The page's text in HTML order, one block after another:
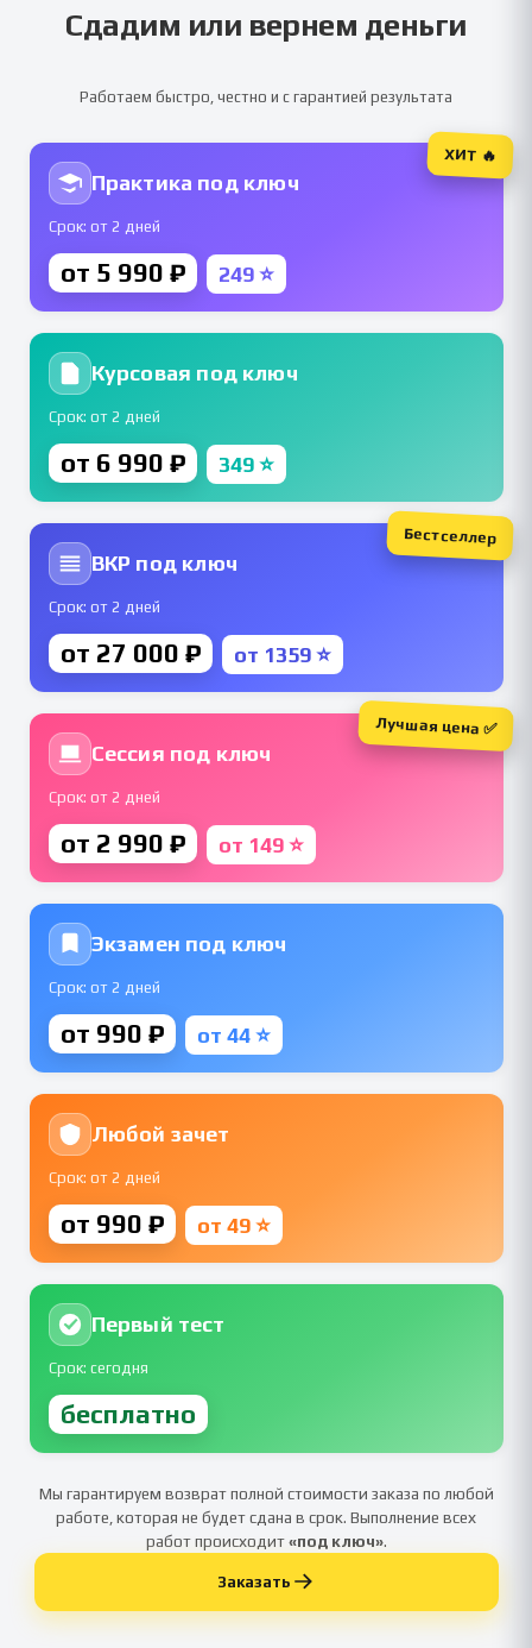
Сдадим или вернем деньги
Работаем быстро, честно и с гарантией результата
Практика под ключ
Срок: от 2 дней
от 5 990 ₽ 249 ⭐
ХИТ 🔥
Курсовая под ключ
Срок: от 2 дней
от 6 990 ₽ 349 ⭐
ВКР под ключ
Срок: от 2 дней
от 27 000 ₽ от 1359 ⭐
Бестселлер
Сессия под ключ
Срок: от 2 дней
от 2 990 ₽ от 149 ⭐
Лучшая цена ✅
Экзамен под ключ
Срок: от 2 дней
от 990 ₽ от 44 ⭐
Любой зачет
Срок: от 2 дней
от 990 ₽ от 49 ⭐
Первый тест
Срок: сегодня
бесплатно
Мы гарантируем возврат полной стоимости заказа по любой
работе, которая не будет сдана в срок. Выполнение всех
работ происходит«под ключ».
Заказать